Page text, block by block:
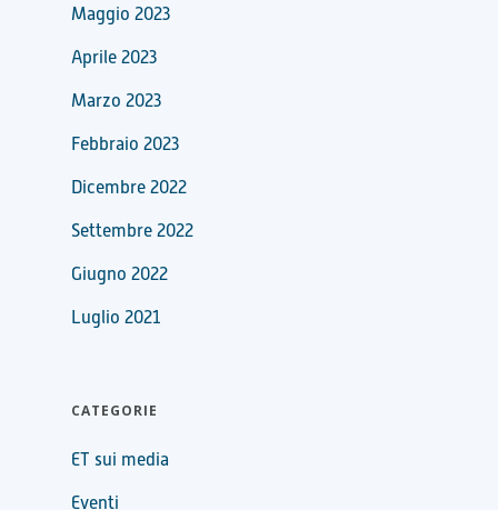
Maggio 2023
Aprile 2023
Marzo 2023
Febbraio 2023
Dicembre 2022
Settembre 2022
Giugno 2022
Luglio 2021
CATEGORIE
ET sui media
Eventi